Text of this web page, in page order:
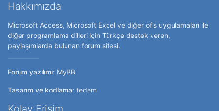
Hakkımızda
Microsoft Access, Microsoft Excel ve diğer ofis uygulamaları ile
diğer programlama dilleri için Türkçe destek veren,
paylaşımlarda bulunan forum sitesi.
Forum yazılımı: MyBB
Tasarım ve kodlama: tedem
Kolay Erişim